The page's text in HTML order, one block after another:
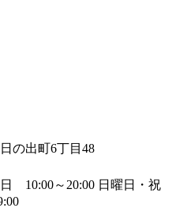
の出町6丁目48
10:00～20:00 日曜日・祝